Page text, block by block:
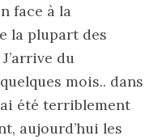
face à la
la plupart des
du
mois.. dans
été terriblement
aujourd’hui les